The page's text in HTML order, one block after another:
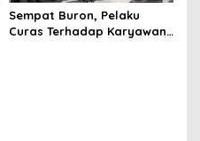
Sempat Buron, Pelaku
Curas Terhadap Karyawan